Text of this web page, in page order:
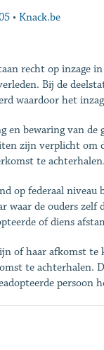
• Knack.be
recht op inzage
Bij de
waardoor het
bewaring van de
zijn verplicht om
te achterhalen.
op federaal
waar de ouders
of diens
of haar afkomst
te achterhalen.
persoon